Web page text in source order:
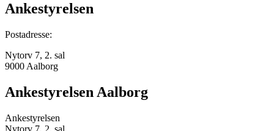
Ankestyrelsen
Postadresse:
Nytorv 7, 2. sal
9000 Aalborg
Ankestyrelsen Aalborg
Ankestyrelsen
Nytorv 7, 2. sal